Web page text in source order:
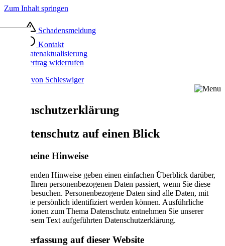
Zum Inhalt springen
Schadensmeldung
Kontakt
Datenaktualisierung
Vertrag widerrufen
Datenschutzerklärung
1. Datenschutz auf einen Blick
Allgemeine Hinweise
Die folgenden Hinweise geben einen einfachen Überblick darüber,
was mit Ihren personenbezogenen Daten passiert, wenn Sie diese
Website besuchen. Personenbezogene Daten sind alle Daten, mit
denen Sie persönlich identifiziert werden können. Ausführliche
Informationen zum Thema Datenschutz entnehmen Sie unserer
unter diesem Text aufgeführten Datenschutzerklärung.
Datenerfassung auf dieser Website